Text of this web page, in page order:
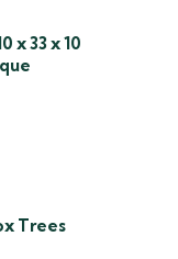
x 33 x 10
Trees